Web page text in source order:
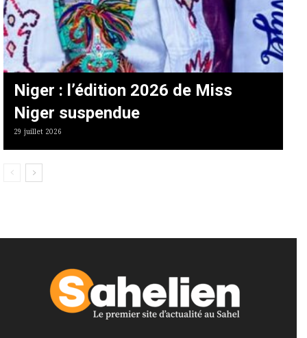
Niger : l’édition 2026 de Miss
Niger suspendue
29 juillet 2026